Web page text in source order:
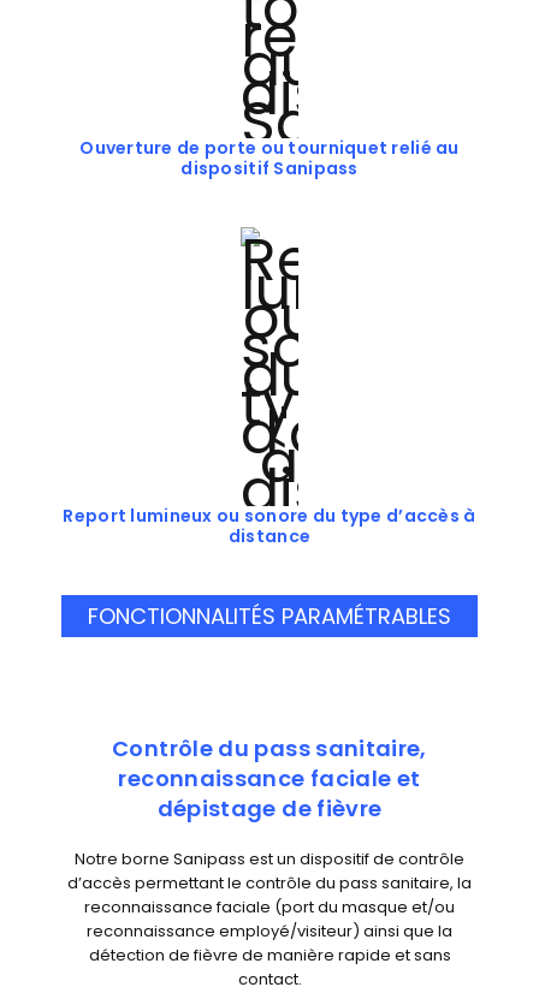
Ouverture de porte ou tourniquet relié au
dispositif Sanipass
Report lumineux ou sonore du type d’accès à
distance
FONCTIONNALITÉS PARAMÉTRABLES
Contrôle du pass sanitaire,
reconnaissance faciale et
dépistage de fièvre
Notre borne Sanipass est un dispositif de contrôle
d’accès permettant le contrôle du pass sanitaire, la
reconnaissance faciale (port du masque et/ou
reconnaissance employé/visiteur) ainsi que la
détection de fièvre de manière rapide et sans
contact.